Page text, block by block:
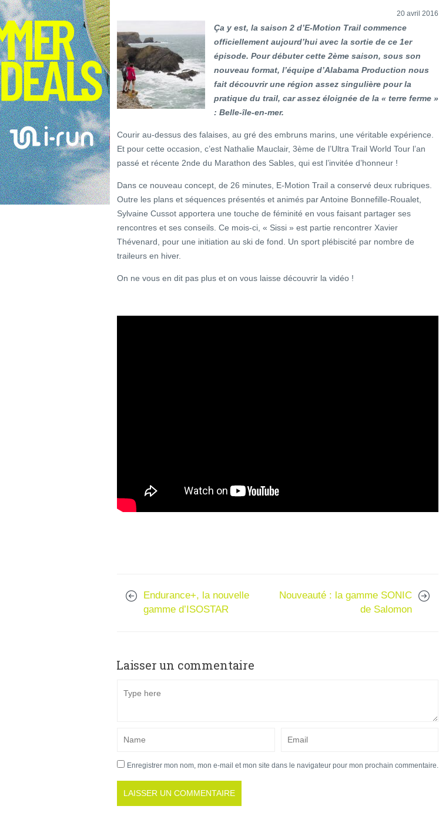
20 avril 2016
Ça y est, la saison 2 d’E-Motion Trail commence
officiellement aujourd’hui avec la sortie de ce 1er
épisode. Pour débuter cette 2ème saison, sous son
nouveau format, l’équipe d’Alabama Production nous
fait découvrir une région assez singulière pour la
pratique du trail, car assez éloignée de la « terre ferme »
: Belle-île-en-mer.
Courir au-dessus des falaises, au gré des embruns marins, une véritable expérience.
Et pour cette occasion, c’est Nathalie Mauclair, 3ème de l’Ultra Trail World Tour l’an
passé et récente 2nde du Marathon des Sables, qui est l’invitée d’honneur !
Dans ce nouveau concept, de 26 minutes, E-Motion Trail a conservé deux rubriques.
Outre les plans et séquences présentés et animés par Antoine Bonnefille-Roualet,
Sylvaine Cussot apportera une touche de féminité en vous faisant partager ses
rencontres et ses conseils. Ce mois-ci, « Sissi » est partie rencontrer Xavier
Thévenard, pour une initiation au ski de fond. Un sport plébiscité par nombre de
traileurs en hiver.
On ne vous en dit pas plus et on vous laisse découvrir la vidéo !
Endurance+, la nouvelle
gamme d’ISOSTAR
Nouveauté : la gamme SONIC
de Salomon
Laisser un commentaire
Enregistrer mon nom, mon e-mail et mon site dans le navigateur pour mon prochain commentaire.